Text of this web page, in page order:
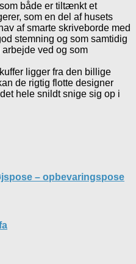
både er tiltænkt et
som en del af husets
af smarte skriveborde med
stemning og som samtidig
ved og som
ligger fra den billige
de rigtig flotte designer
hele snildt snige sig op i
– opbevaringspose